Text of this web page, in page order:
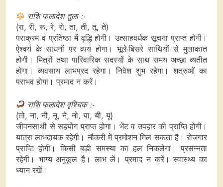
राशि फलादेश तुला :-
(रा, री, रू, रे, रो, ता, ती, तू, ते)
पराक्रम व प्रतिष्ठा में वृद्धि होगी। उत्साहवर्धक सूचना प्राप्त होगी।
ऐश्वर्य के साधनों पर व्यय होगा। भूले-बिसरे साथियों से मुलाकात
होगी। मित्रों तथा पारिवारिक सदस्यों के साथ समय अच्छा व्यतीत
होगा। व्यवसाय लाभप्रद रहेगा। निवेश शुभ रहेगा। शत्रुओं का
पराभव होगा। प्रमाद न करें।
राशि फलादेश वृश्चिक :-
(तो, ना, नी, नू, ने, नो, या, यी, यू)
जीवनसाथी से सहयोग प्राप्त होगा। भेंट व उपहार की प्राप्ति होगी।
यात्रा लाभदायक रहेगी। नौकरी में प्रमोशन मिल सकता है। रोजगार
प्राप्ति होगी। किसी बड़ी समस्या का हल निकलेगा। प्रसन्नता
रहेगी। भाग्य अनुकूल है। लाभ लें। प्रमाद न करें। स्वास्थ्य का
ध्यान रखें।